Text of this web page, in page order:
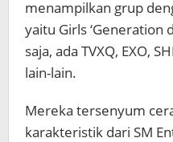
menampilkan grup
yaitu Girls ‘Generation
saja, ada TVXQ, EXO,
lain-lain.
Mereka tersenyum
karakteristik dari SM